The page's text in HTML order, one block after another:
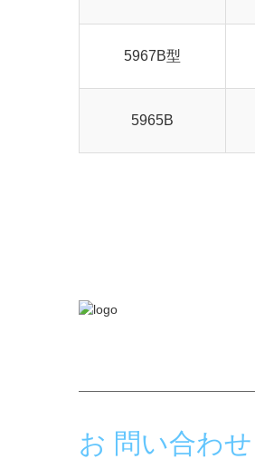
5967B型
5965B
お 問い合わせ